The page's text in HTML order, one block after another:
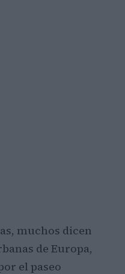
muchos dicen
de Europa,
el paseo